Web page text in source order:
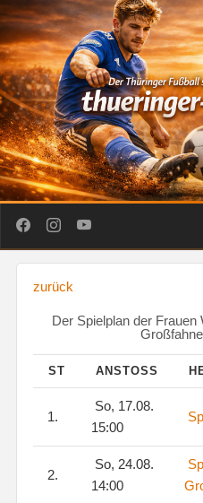
zurück
Der Spielplan der
ST ANSTOSS
1.
So, 17.08.
15:00
2.
So, 24.08.
14:00